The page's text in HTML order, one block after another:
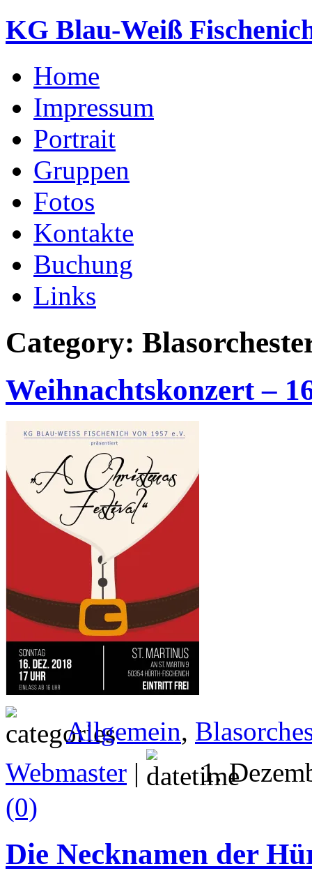
KG Blau-Weiß
Home
Impressum
Portrait
Gruppen
Fotos
Kontakte
Buchung
Links
Category:
Weihnachtskonzert –
Allgemein,
Webmaster |
1.
(0)
Die Necknamen der